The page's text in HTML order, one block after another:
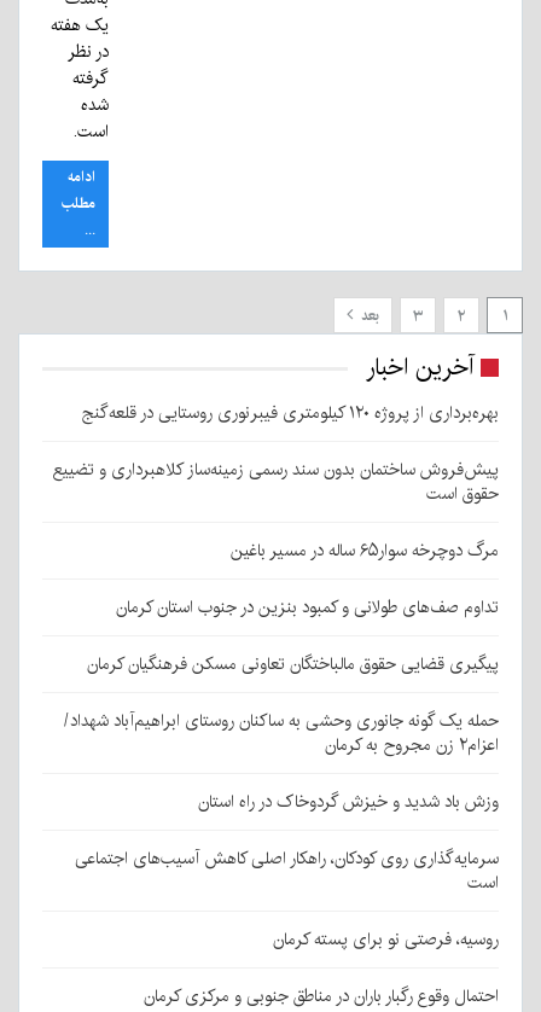
یک هفته
در نظر
گرفته
شده
است.
ادامه
مطلب
...
۱ ۲ ۳ بعد
آخرین اخبار
بهره‌برداری از پروژه ۱۲۰ کیلومتری فیبرنوری روستایی در قلعه‌گنج
پیش‌فروش ساختمان بدون سند رسمی زمینه‌ساز کلاهبرداری و تضییع
حقوق است
مرگ دوچرخه سوار۶۵ ساله در مسیر باغین
تداوم صف‌های طولانی و کمبود بنزین در جنوب استان کرمان
پیگیری قضایی حقوق مالباختگان تعاونی مسکن فرهنگیان کرمان
حمله یک گونه جانوری وحشی به ساکنان روستای ابراهیم‌آباد شهداد/
اعزام۲ زن مجروح به کرمان
وزش باد شدید و خیزش گردوخاک در راه استان
سرمایه‌گذاری روی کودکان، راهکار اصلی کاهش آسیب‌های اجتماعی
است
روسیه، فرصتی نو برای پسته کرمان
احتمال وقوع رگبار باران در مناطق جنوبی و مرکزی کرمان